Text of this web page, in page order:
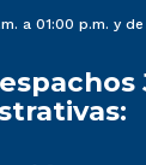
a 01:00 p.m. y